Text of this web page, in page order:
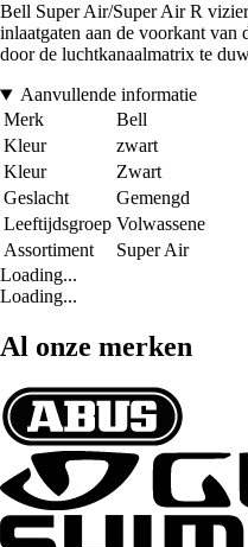
Bell Super Air/Super Air R
inlaatgaten aan de voorkant van
door de luchtkanaalmatrix te
Aanvullende informatie
Merk
Bell
Kleur
zwart
Kleur
Zwart
Geslacht
Gemengd
Leeftijdsgroep Volwassene
Assortiment
Super Air
Loading...
Loading...
Al onze merken